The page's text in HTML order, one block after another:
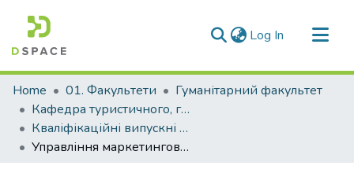
Log In (current)
Communities & Collections
All of DSpace
Statistics
Home 01. Факультети
Гуманітарний факультет
Кафедра туристичного, готельного та ресторанного бізнесу (Кафедра ТГ та РБ)
Кваліфікаційні випускні роботи здобувачів вищої освіти кафедри ТГ та РБ
Управління маркетинговою конкурентоспроможністю ресторанного комплексу